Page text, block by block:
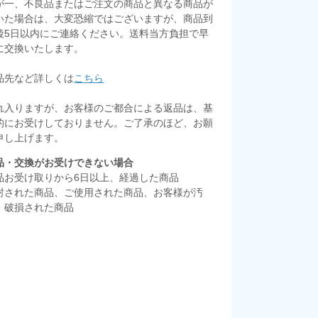
一、不良品またはご注文の商品と異なる商品が
た場合は、大変恐縮ではございますが、商品到
5日以内にご連絡ください。送料当方負担で早
交換いたします。
先など詳しくはこちら
入りますが、お客様のご都合による返品は、基
にお受けしておりません。ご了承のほど、お願
し上げます。
・交換がお受けできない場合
お受け取りから6日以上、経過した商品
された商品、ご使用された商品、お客様が汚
破損された商品